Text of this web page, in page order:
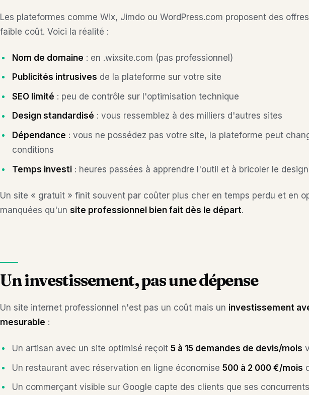
Les plateformes comme Wix, Jimdo ou WordPress.com proposent des
faible coût. Voici la réalité :
Nom de domaine : en .wixsite.com (pas professionnel)
Publicités intrusives de la plateforme sur votre site
SEO limité : peu de contrôle sur l'optimisation technique
Design standardisé : vous ressemblez à des milliers d'autres sites
Dépendance : vous ne possédez pas votre site, la plateforme peut
conditions
Temps investi : heures passées à apprendre l'outil et à bricoler le design
Un site « gratuit » finit souvent par coûter plus cher en temps perdu et en
manquées qu'un site professionnel bien fait dès le départ.
Un investissement, pas une dépense
Un site internet professionnel n'est pas un coût mais un investissement
mesurable :
Un artisan avec un site optimisé reçoit 5 à 15 demandes de devis/mois
Un restaurant avec réservation en ligne économise 500 à 2 000 €/mois
Un commerçant visible sur Google capte des clients que ses